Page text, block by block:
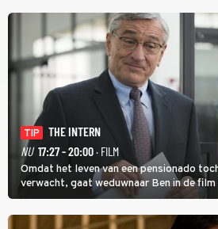
TIP
THE INTERN
NU 17:27 - 20:00· FILM
Omdat het leven van een pensionado
verwacht, gaat weduwnaar Ben in de
bij de hippe webwinkel van Jules, wat